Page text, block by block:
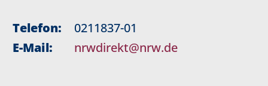
Telefon:
0211837-01
E-Mail:
nrwdirekt@nrw.de